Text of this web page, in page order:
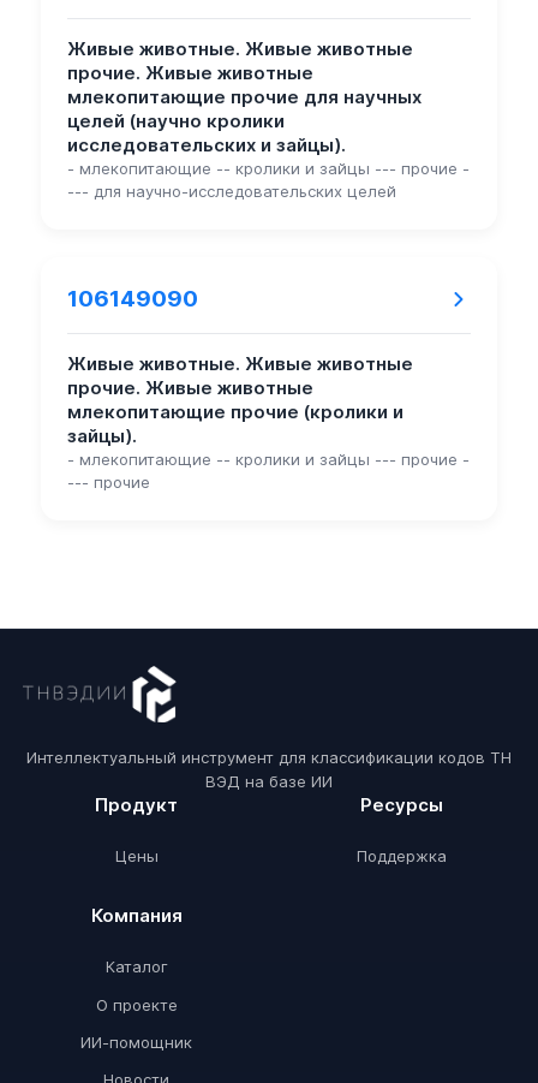
Живые животные. Живые животные
прочие. Живые животные
млекопитающие прочие для научных
целей (научно кролики
исследовательских и зайцы).
- млекопитающие -- кролики и зайцы --- прочие -
--- для научно-исследовательских целей
106149090
Живые животные. Живые животные
прочие. Живые животные
млекопитающие прочие (кролики и
зайцы).
- млекопитающие -- кролики и зайцы --- прочие -
--- прочие
Интеллектуальный инструмент для классификации кодов ТН
ВЭД на базе ИИ
Продукт
Цены
Ресурсы
Поддержка
Компания
Каталог
О проекте
ИИ-помощник